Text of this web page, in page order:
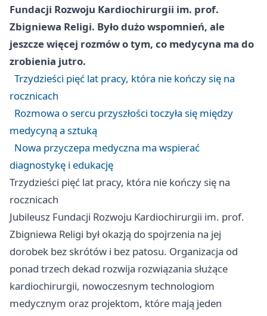
Fundacji Rozwoju Kardiochirurgii im. prof.
Zbigniewa Religi. Było dużo wspomnień, ale
jeszcze więcej rozmów o tym, co medycyna ma do
zrobienia jutro.
Trzydzieści pięć lat pracy, która nie kończy się na
rocznicach
Rozmowa o sercu przyszłości toczyła się między
medycyną a sztuką
Nowa przyczepa medyczna ma wspierać
diagnostykę i edukację
Trzydzieści pięć lat pracy, która nie kończy się na
rocznicach
Jubileusz Fundacji Rozwoju Kardiochirurgii im. prof.
Zbigniewa Religi był okazją do spojrzenia na jej
dorobek bez skrótów i bez patosu. Organizacja od
ponad trzech dekad rozwija rozwiązania służące
kardiochirurgii, nowoczesnym technologiom
medycznym oraz projektom, które mają jeden